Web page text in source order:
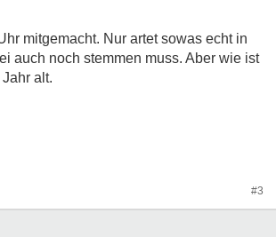
mitgemacht. Nur artet sowas echt in
auch noch stemmen muss. Aber wie ist
alt.
#3